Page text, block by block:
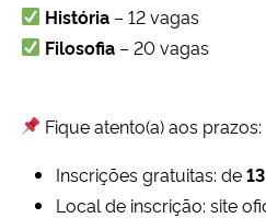
Ministério da Mulher, da Família e dos
Secretaria de Governo
História – 12 vagas
Filosofia – 20 vagas
Fique atento(a) aos prazos:
Inscrições gratuitas: de
Local de inscrição: site